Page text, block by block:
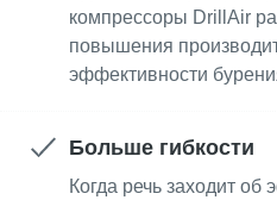
компрессоры DrillAir
повышения
эффективности
Больше гибкости
Когда речь заходит